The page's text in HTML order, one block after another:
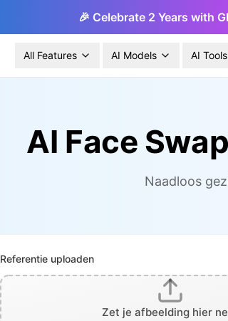
🎉 Celebrate 2 Years with
All Features AI Models AI Tools
AI Face
Naadloos
Referentie uploaden
Zet je afbeelding hier